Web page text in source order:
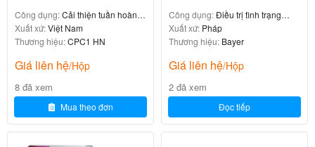
2.5mg
Twynsta 80mg/10mg H98v
Công dụng:Cải thiện tuần hoàn
não
Xuất xứ:Việt Nam
Thương hiệu:CPC1 HN
Giá liên hệ/Hộp
8 đã xem
Mua theo đơn
Công dụng:Điều trị tình trạng
thiếu hụt vitamin C
Xuất xứ: Pháp
Thương hiệu: Bayer
Giá liên hệ/Hộp
2 đã xem
Đọc tiếp